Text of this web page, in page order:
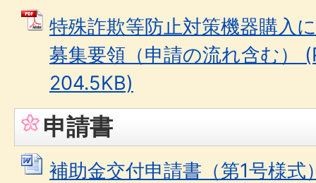
特殊詐欺等防止対策機器購入
募集要領（申請の流れ含む）
204.5KB)
申請書
補助金交付申請書（第1号様